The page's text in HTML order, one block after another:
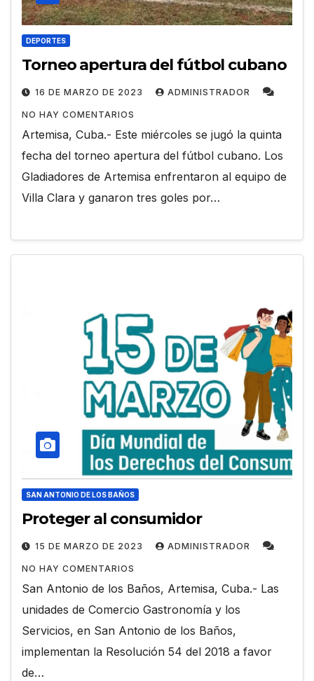
DEPORTES
Torneo apertura del fútbol cubano
16 DE MARZO DE 2023 ADMINISTRADOR
NO HAY COMENTARIOS
Artemisa, Cuba.- Este miércoles se jugó la quinta
fecha del torneo apertura del fútbol cubano. Los
Gladiadores de Artemisa enfrentaron al equipo de
Villa Clara y ganaron tres goles por…
SAN ANTONIO DE LOS BAÑOS
Proteger al consumidor
15 DE MARZO DE 2023 ADMINISTRADOR
NO HAY COMENTARIOS
San Antonio de los Baños, Artemisa, Cuba.- Las
unidades de Comercio Gastronomía y los
Servicios, en San Antonio de los Baños,
implementan la Resolución 54 del 2018 a favor
de…